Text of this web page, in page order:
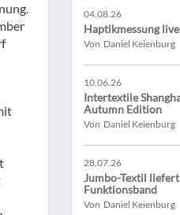
04.08.26
Haptikmessung
Von Daniel Keienburg
10.06.26
Intertextile
Autumn Edition
Von Daniel Keienburg
28.07.26
Jumbo-Textil
Funktionsband
Von Daniel Keienburg